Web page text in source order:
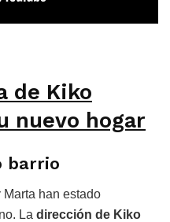
de Kiko
nuevo hogar
barrio
han estado
La dirección de Kiko